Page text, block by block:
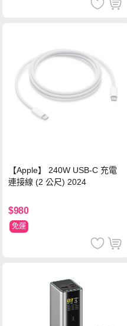
【Apple】 240W USB-C 充電
連接線 (2 公尺) 2024
$980
免運